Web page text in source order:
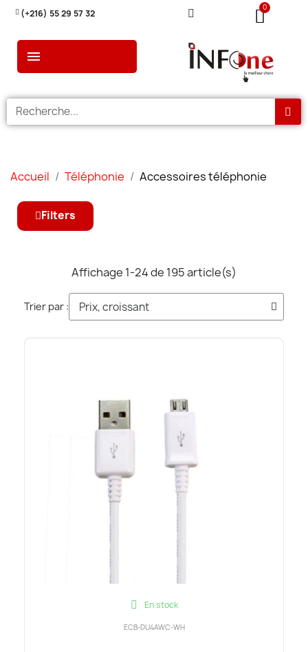
(+216) 55 29 57 32
Accueil Téléphonie Accessoires téléphonie
Filters
Affichage 1-24 de 195 article(s)
Trier par :
En stock
ECB-DU4AWC-WH